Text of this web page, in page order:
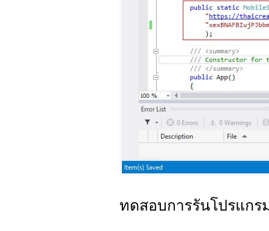
ทดสอบการรันโปรแก